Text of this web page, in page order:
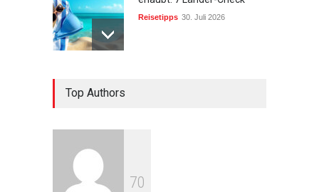
Reisetipps 30. Juli 2026
Tipps fürs perfekte Wetter
Top Authors
70